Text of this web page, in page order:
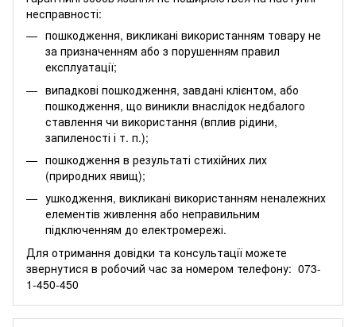
несправності:
пошкодження, викликані використанням товару не
за призначенням або з порушенням правил
експлуатації;
випадкові пошкодження, завдані клієнтом, або
пошкодження, що виникли внаслідок недбалого
ставлення чи використання (вплив рідини,
запиленості і т. п.);
пошкодження в результаті стихійних лих
(природних явищ);
ушкодження, викликані використанням неналежних
елементів живлення або неправильним
підключенням до електромережі.
Для отримання довідки та консультації можете
звернутися в робочий час за номером телефону: 073-
1-450-450